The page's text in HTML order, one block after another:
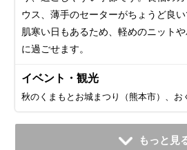
ウス、薄手のセーターがちょうど良
肌寒い日もあるため、軽めのニット
に過ごせます。
イベント・観光
秋のくまもとお城まつり（熊本市）、お
11月
12月
1月
2月
3月
4月
5月
6月
7月
もっと見